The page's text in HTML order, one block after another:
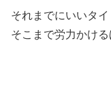
それまでにいいタ
そこまで労力かけ